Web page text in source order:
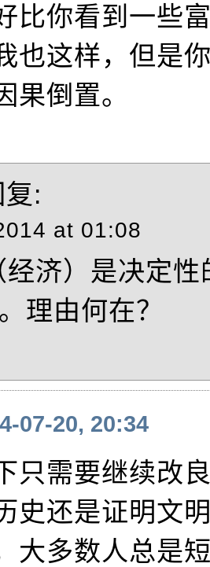
比你看到一些
也这样，但是
果倒置。
复:
at 01:08
经济）是决定
理由何在？
07-20, 20:34
只需要继续改
史还是证明文
大多数人总是